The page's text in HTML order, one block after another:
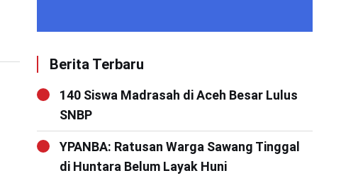
Berita Terbaru
140 Siswa Madrasah di Aceh Besar Lulus
SNBP
YPANBA: Ratusan Warga Sawang Tinggal
di Huntara Belum Layak Huni